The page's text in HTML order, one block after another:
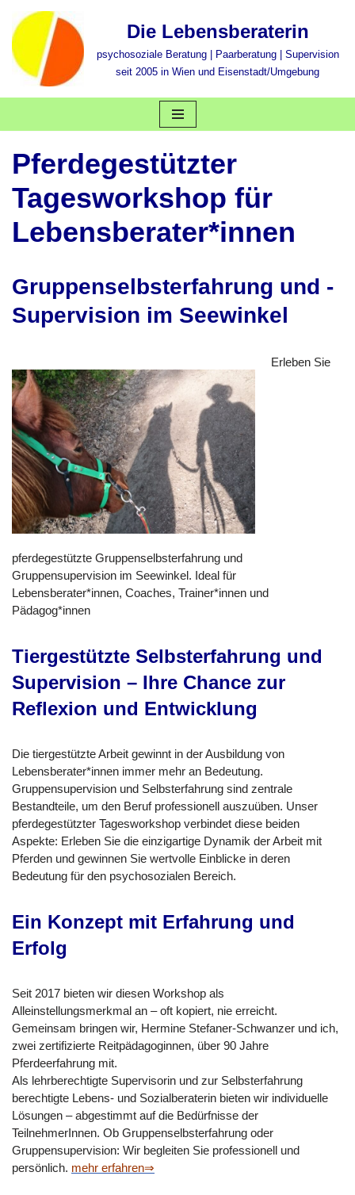
Zum
Inhalt
springen
Die Lebensberaterin
psychosoziale Beratung | Paarberatung | Supervision
seit 2005 in Wien und Eisenstadt/Umgebung
Pferdegestützter
Tagesworkshop für
Lebensberater*innen
Gruppenselbsterfahrung und -
Supervision im Seewinkel
Erleben Sie
pferdegestützte Gruppenselbsterfahrung und
Gruppensupervision im Seewinkel. Ideal für
Lebensberater*innen, Coaches, Trainer*innen und
Pädagog*innen
Tiergestützte Selbsterfahrung und
Supervision – Ihre Chance zur
Reflexion und Entwicklung
Die tiergestützte Arbeit gewinnt in der Ausbildung von
Lebensberater*innen immer mehr an Bedeutung.
Gruppensupervision und Selbsterfahrung sind zentrale
Bestandteile, um den Beruf professionell auszuüben. Unser
pferdegestützter Tagesworkshop verbindet diese beiden
Aspekte: Erleben Sie die einzigartige Dynamik der Arbeit mit
Pferden und gewinnen Sie wertvolle Einblicke in deren
Bedeutung für den psychosozialen Bereich.
Ein Konzept mit Erfahrung und
Erfolg
Seit 2017 bieten wir diesen Workshop als
Alleinstellungsmerkmal an – oft kopiert, nie erreicht.
Gemeinsam bringen wir, Hermine Stefaner-Schwanzer und ich,
zwei zertifizierte Reitpädagoginnen, über 90 Jahre
Pferdeerfahrung mit.
Als lehrberechtigte Supervisorin und zur Selbsterfahrung
berechtigte Lebens- und Sozialberaterin bieten wir individuelle
Lösungen – abgestimmt auf die Bedürfnisse der
TeilnehmerInnen. Ob Gruppenselbsterfahrung oder
Gruppensupervision: Wir begleiten Sie professionell und
persönlich. mehr erfahren⇒